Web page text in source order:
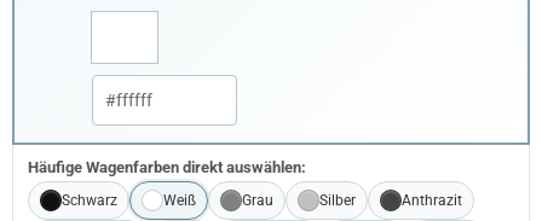
Häufige Wagenfarben direkt auswählen:
Schwarz Weiß Grau Silber Anthrazit